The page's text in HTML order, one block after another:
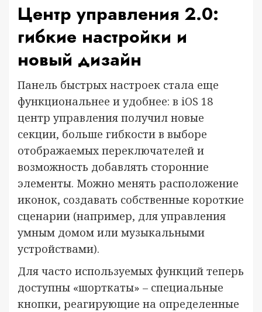
Центр управления 2.0:
гибкие настройки и
новый дизайн
Панель быстрых настроек стала еще
функциональнее и удобнее: в iOS 18
центр управления получил новые
секции, больше гибкости в выборе
отображаемых переключателей и
возможность добавлять сторонние
элементы. Можно менять расположение
иконок, создавать собственные короткие
сценарии (например, для управления
умным домом или музыкальными
устройствами).
Для часто используемых функций теперь
доступны «шорткаты» – специальные
кнопки, реагирующие на определенные